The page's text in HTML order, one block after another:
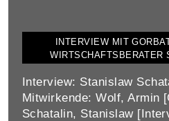
INTERVIEW MIT
WIRTSCHAFTSBERATER
Interview: Stanislaw
Mitwirkende: Wolf, Armin
Schatalin, Stanislaw